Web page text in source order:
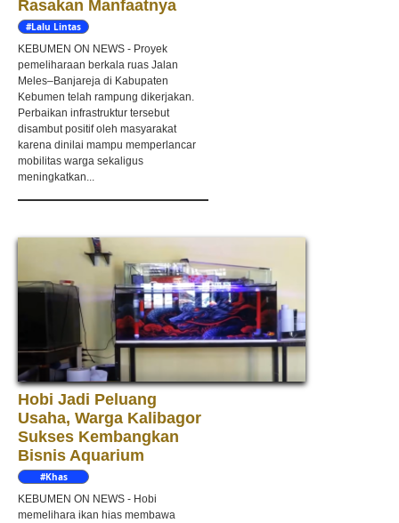
Rasakan Manfaatnya
#Lalu Lintas
KEBUMEN ON NEWS - Proyek
pemeliharaan berkala ruas Jalan
Meles–Banjareja di Kabupaten
Kebumen telah rampung dikerjakan.
Perbaikan infrastruktur tersebut
disambut positif oleh masyarakat
karena dinilai mampu memperlancar
mobilitas warga sekaligus
meningkatkan...
Hobi Jadi Peluang
Usaha, Warga Kalibagor
Sukses Kembangkan
Bisnis Aquarium
#Khas
KEBUMEN ON NEWS - Hobi
memelihara ikan hias membawa